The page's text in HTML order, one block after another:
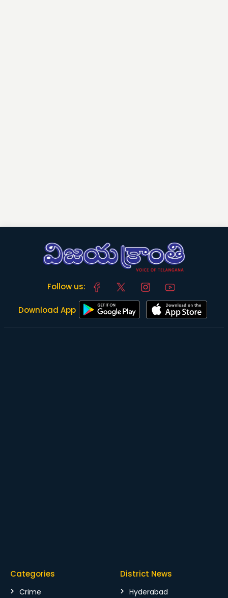
Follow us:
Download App
Categories
Crime
District News
Hyderabad